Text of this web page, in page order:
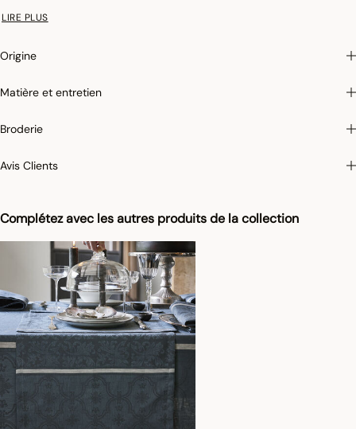
Complétez avec les autres produits de la collection
nouveau bleu céruléen feutré, profond et élégant vient enrichir cette gamme
Pour limiter le rétrécissement du coton au lavage, Le Jacquard Français applique
naturel au lavage. Notre coton reste stable dans le temps et nos tissus conservent
LIRE PLUS
Origine
Matière et entretien
Broderie
Avis Clients